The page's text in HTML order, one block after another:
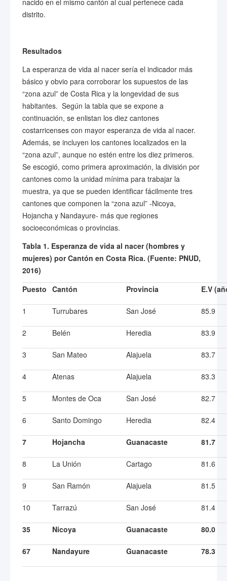
nacido en el mismo cantón al cual pertenece cada
distrito.
Resultados
La esperanza de vida al nacer sería el indicador más
básico y obvio para corroborar los supuestos de las
“zona azul” de Costa Rica y la longevidad de sus
habitantes. Según la tabla que se expone a
continuación, se enlistan los diez cantones
costarricenses con mayor esperanza de vida al nacer.
Además, se incluyen los cantones localizados en la
“zona azul”, aunque no estén entre los diez primeros.
Se escogió, como primera aproximación, la división por
cantones como la unidad mínima para trabajar la
muestra, ya que se pueden identificar fácilmente tres
cantones que componen la “zona azul” -Nicoya,
Hojancha y Nandayure- más que regiones
socioeconómicas o provincias.
Tabla 1. Esperanza de vida al nacer (hombres y
mujeres) por Cantón en Costa Rica. (Fuente: PNUD,
2016)
Puesto Cantón Provincia E.V
1 Turrubares San José 85.9
2 Belén Heredia 83.9
3 San Mateo Alajuela 83.7
4 Atenas Alajuela 83.3
5 Montes de Oca San José 82.7
6 Santo Domingo Heredia 82.4
7 Hojancha Guanacaste 81.7
8 La Unión Cartago 81.6
9 San Ramón Alajuela 81.5
10 Tarrazú San José 81.4
35 Nicoya Guanacaste 80.0
67 Nandayure Guanacaste 78.3